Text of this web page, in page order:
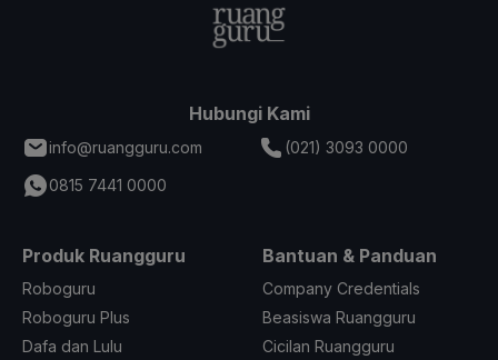
Hubungi Kami
info@ruangguru.com
(021) 3093 0000
0815 7441 0000
Produk Ruangguru
Roboguru
Roboguru Plus
Dafa dan Lulu
Bantuan & Panduan
Company Credentials
Beasiswa Ruangguru
Cicilan Ruangguru